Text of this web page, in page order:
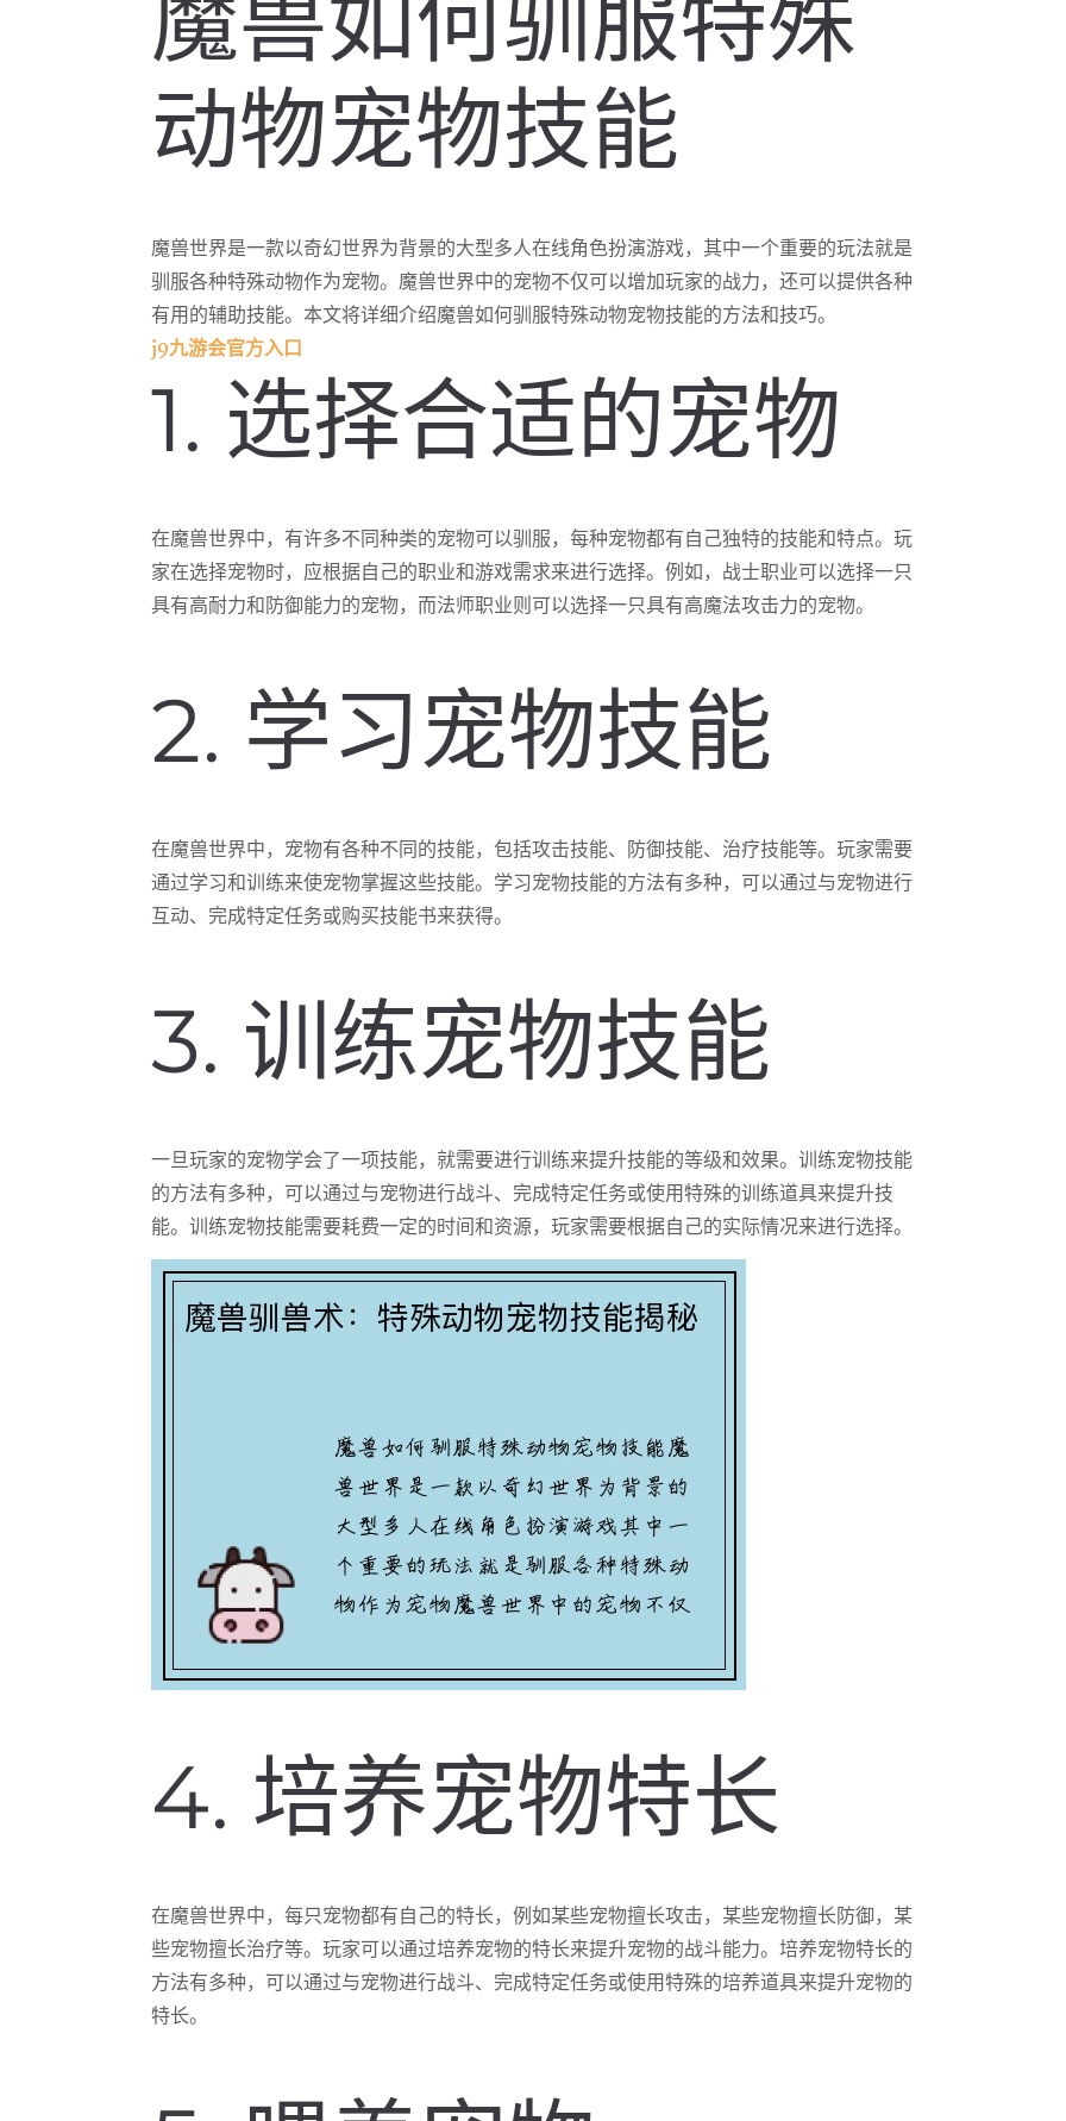
魔兽如何驯服特殊
动物宠物技能
魔兽世界是一款以奇幻世界为背景的大型多人在线角色扮演游戏，其中一个重要的玩法就是
驯服各种特殊动物作为宠物。魔兽世界中的宠物不仅可以增加玩家的战力，还可以提供各种
有用的辅助技能。本文将详细介绍魔兽如何驯服特殊动物宠物技能的方法和技巧。
j9九游会官方入口
1. 选择合适的宠物
在魔兽世界中，有许多不同种类的宠物可以驯服，每种宠物都有自己独特的技能和特点。玩
家在选择宠物时，应根据自己的职业和游戏需求来进行选择。例如，战士职业可以选择一只
具有高耐力和防御能力的宠物，而法师职业则可以选择一只具有高魔法攻击力的宠物。
2. 学习宠物技能
在魔兽世界中，宠物有各种不同的技能，包括攻击技能、防御技能、治疗技能等。玩家需要
通过学习和训练来使宠物掌握这些技能。学习宠物技能的方法有多种，可以通过与宠物进行
互动、完成特定任务或购买技能书来获得。
3. 训练宠物技能
一旦玩家的宠物学会了一项技能，就需要进行训练来提升技能的等级和效果。训练宠物技能
的方法有多种，可以通过与宠物进行战斗、完成特定任务或使用特殊的训练道具来提升技
能。训练宠物技能需要耗费一定的时间和资源，玩家需要根据自己的实际情况来进行选择。
4. 培养宠物特长
在魔兽世界中，每只宠物都有自己的特长，例如某些宠物擅长攻击，某些宠物擅长防御，某
些宠物擅长治疗等。玩家可以通过培养宠物的特长来提升宠物的战斗能力。培养宠物特长的
方法有多种，可以通过与宠物进行战斗、完成特定任务或使用特殊的培养道具来提升宠物的
特长。